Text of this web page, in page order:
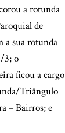
a rotunda
de
a sua rotunda
3; o
ficou a cargo
Triângulo
– Bairros; e